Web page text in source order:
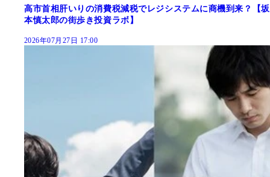
高市首相肝いりの消費税減税でレジシステムに商機到来？【坂
本慎太郎の街歩き投資ラボ】
2026年07月27日 17:00